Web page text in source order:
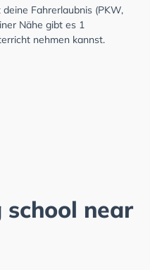
Fahrerlaubnis (PKW,
Nähe gibt es 1
nehmen kannst.
near